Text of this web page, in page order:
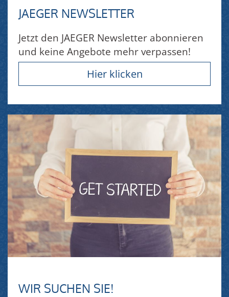
JAEGER NEWSLETTER
Jetzt den JAEGER Newsletter abonnieren
und keine Angebote mehr verpassen!
Hier klicken
WIR SUCHEN SIE!